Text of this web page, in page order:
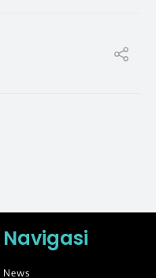
Navigasi
News